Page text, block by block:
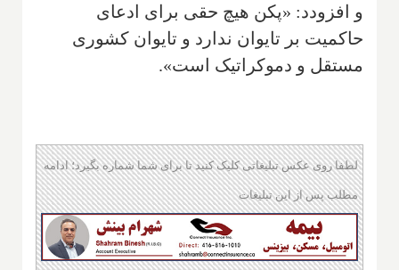
و افزودد: «پکن هیچ حقی برای ادعای
حاکمیت بر تایوان ندارد و تایوان کشوری
مستقل و دموکراتیک است».
لطفا روی عکس تبلیغاتی کلیک کنید تا برای شما شماره بگیرد؛ ادامه
مطلب پس از این تبلیغات